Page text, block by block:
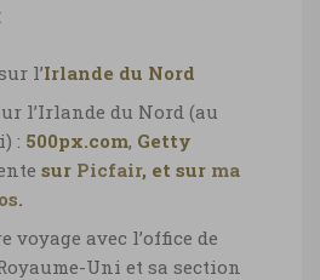
l’Irlande du Nord
l’Irlande du Nord (au
: 500px.com, Getty
sur Picfair, et sur ma
.
voyage avec l’office de
Uni et sa section